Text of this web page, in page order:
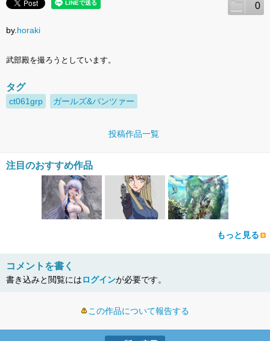
0
by.horaki
武部殿を撮ろうとしています。
タグ
ct061grp ガールズ&パンツァー
投稿作品一覧
注目のおすすめ作品
もっと見る
コメントを書く
書き込みと閲覧にはログインが必要です。
この作品について報告する